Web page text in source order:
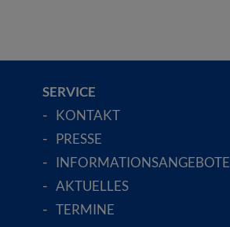
SERVICE
KONTAKT
PRESSE
INFORMATIONSANGEBOTE
AKTUELLES
TERMINE